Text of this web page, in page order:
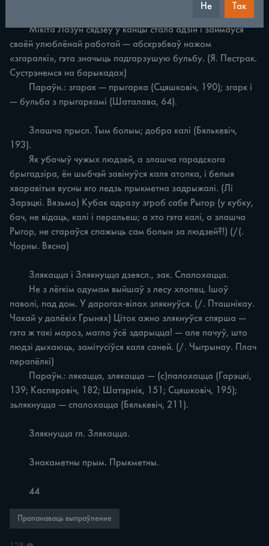
	Мікіта Лазун сядзеў у канцы стала адзін і займаўся
сваёй улюблёнай работай — абскрэбваў нажом
«згаралкі», гэта значыць падгарзушую бульбу. (Я. Пестрак.
Сустрэнемся на барыкадах)
— бульба з прыгаркамі (Шаталава, 64).
193).
брыгадзіра, ён шыбчэй завінуўся каля атопка, і белыя
хваравітыя вусны яго ледзь прыкметна задрыжалі. (Лі
Зарэцкі. Вязьмо) Кубак адразу згроб сабе Рыгор (у кубку,
бач, не відаць, калі і перальеш; а хто гэта калі, а злашча
Рыгор, не стараўся спажыць сам болын за людзей?!) (/(.
Чорны. Вясна)
паволі, пад дом. У дарогах-вілах злякнуўся. (/. Пташнікау.
Чакай у далёкіх Грынях) Ціток ажно злякнуўся спярша —
гэта ж такі мароз, магло ўсё здарыцца! — але пачуў, што
людзі дыхаюць, замітусіўся каля саней. (/. Чыгрынау. Плач
перапёлкі)
139; Каспяровіч, 182; Шатэрнік, 151; Сцяшковіч, 195);
зьлякнуцца — спалохацца (Бялькевіч, 211).
	44
Прапанаваць выпраўленне
Не Так